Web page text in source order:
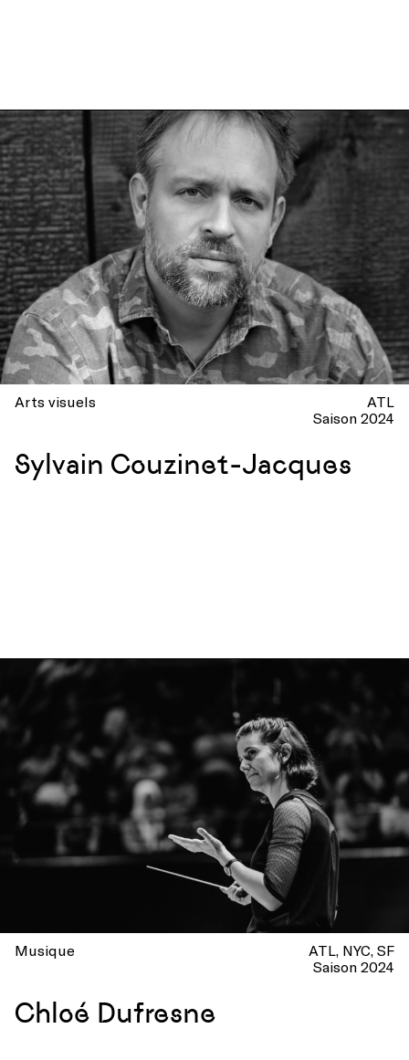
Arts visuels
ATL
Saison 2024
Sylvain Couzinet-Jacques
Musique ATL NYC SF
Saison 2024
Chloé Dufresne